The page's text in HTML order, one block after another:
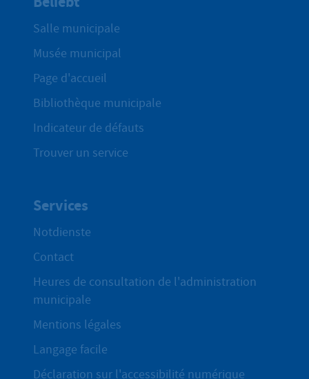
Salle municipale
Musée municipal
Page d'accueil
Bibliothèque municipale
Indicateur de défauts
Trouver un service
Services
Notdienste
Contact
Heures de consultation de l'administration
municipale
Mentions légales
Langage facile
Déclaration sur l'accessibilité numérique